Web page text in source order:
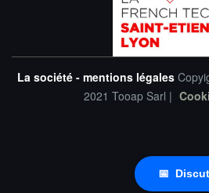
📅
La société - mentions légales
2021 Tooap Sarl |